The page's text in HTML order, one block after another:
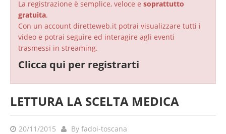
La registrazione è semplice, veloce e soprattutto
gratuita.
Con un account diretteweb.it potrai visualizzare tutti i
video e potrai seguire ed interagire agli eventi
trasmessi in streaming.
Clicca qui per registrarti
LETTURA LA SCELTA MEDICA
20/11/2015 By fadoi-toscana